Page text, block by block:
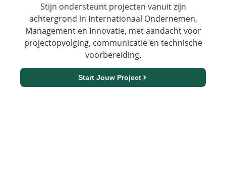
Stijn ondersteunt projecten vanuit zijn
achtergrond in Internationaal Ondernemen,
Management en Innovatie, met aandacht voor
projectopvolging, communicatie en technische
voorbereiding.
Start Jouw Project